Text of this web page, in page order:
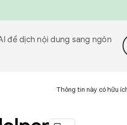
để dịch nội dung sang ngôn
Thông tin này có hữu